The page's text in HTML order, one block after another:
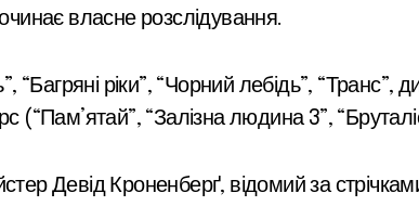
власне розслідування.
“Багряні ріки”, “Чорний лебідь”,
(“Пам’ятай”, “Залізна людина 3”,
Девід Кроненберґ, відомий за